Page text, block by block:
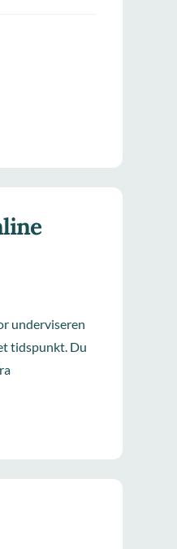
underviseren
tidspunkt. Du